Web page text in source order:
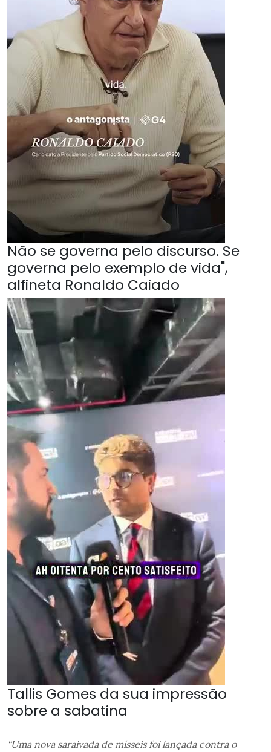
Não se governa pelo discurso. Se
governa pelo exemplo de vida",
alfineta Ronaldo Caiado
Tallis Gomes da sua impressão
sobre a sabatina
“Uma nova saraivada de mísseis foi lançada contra o